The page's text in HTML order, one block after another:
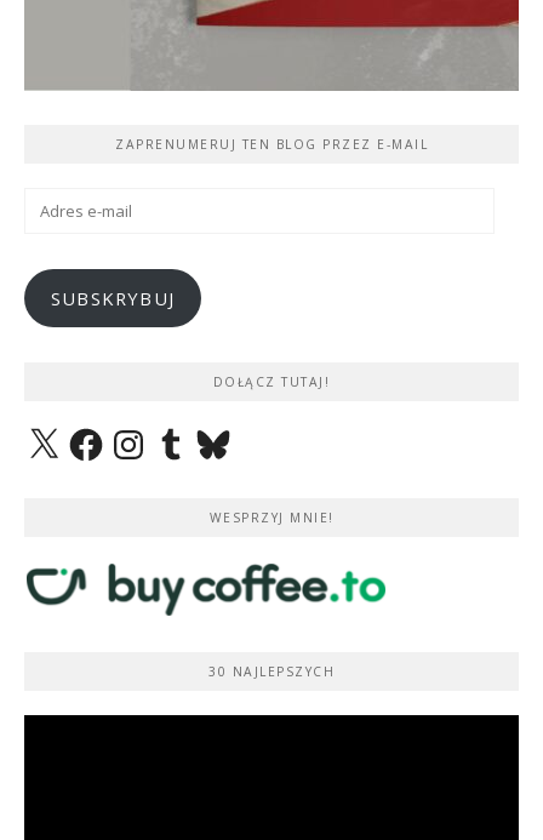
ZAPRENUMERUJ TEN BLOG PRZEZ E-MAIL
Adres
SUBSKRYBUJ
DOŁĄCZ TUTAJ!
X FacebookInstagramTumblrBluesky
WESPRZYJ MNIE!
30 NAJLEPSZYCH